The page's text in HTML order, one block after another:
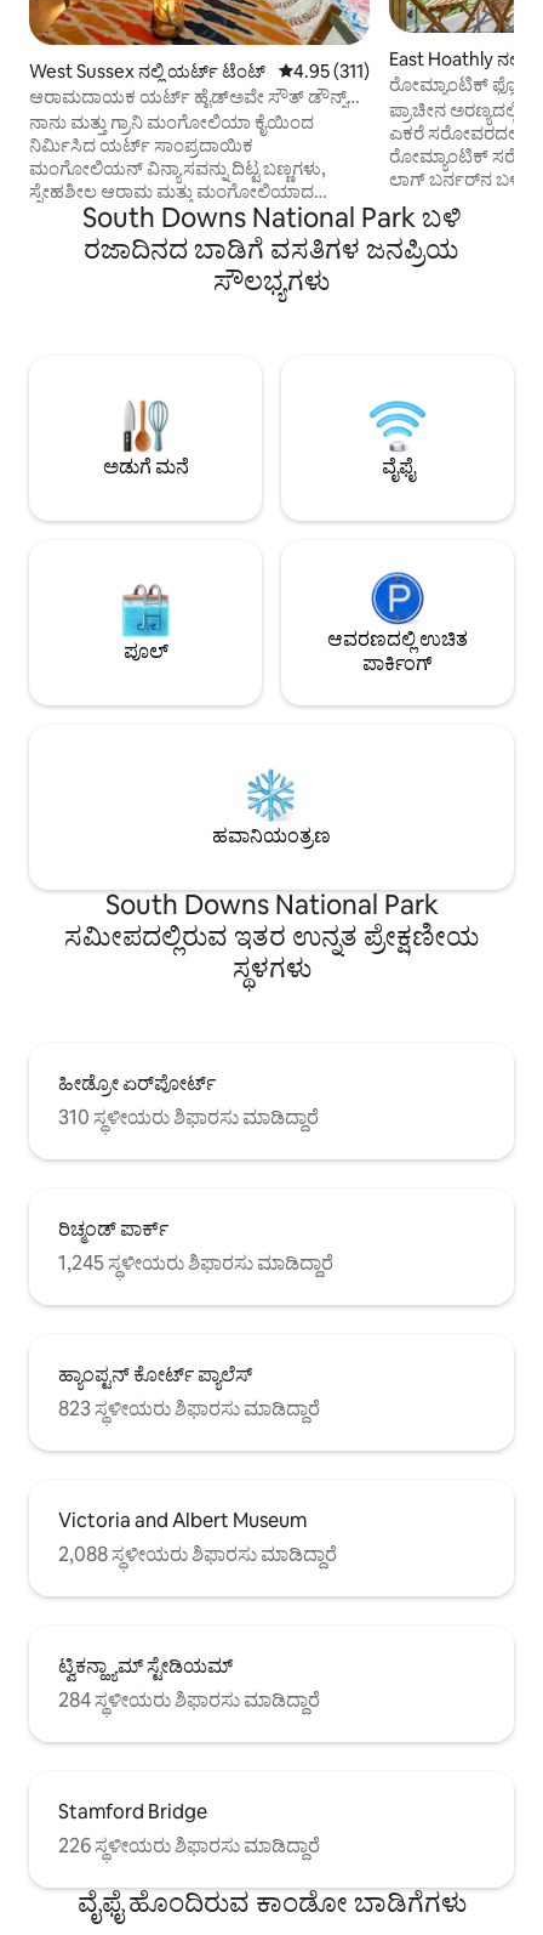
West Sussex ನಲ್ಲಿ ಯರ್ಟ್ ಟೆಂಟ್ 5 ರಲ್ಲಿ 4.95 ಸರಾಸರಿ ರೇಟಿಂಗ್, 311
4.95 (311)
ಆರಾಮದಾಯಕ ಯರ್ಟ್ ಹೈಡ್‌ಅವೇ ಸೌತ್ ಡೌನ್ಸ್
ರಾಷ್ಟ್ರೀಯ ಉದ್ಯಾನವನ.
ನಾನು ಮತ್ತು ಗ್ರಾನಿ ಮಂಗೋಲಿಯಾ ಕೈಯಿಂದ
ನಿರ್ಮಿಸಿದ ಯರ್ಟ್ ಸಾಂಪ್ರದಾಯಿಕ
ಮಂಗೋಲಿಯನ್ ವಿನ್ಯಾಸವನ್ನು ದಿಟ್ಟ ಬಣ್ಣಗಳು,
ಸ್ನೇಹಶೀಲ ಆರಾಮ ಮತ್ತು ಮಂಗೋಲಿಯಾದ
ನಿಧಿಗಳೊಂದಿಗೆ ಬೆರೆಸುತ್ತದೆ. ಅತಿಥಿಗಳು ಸುಂದರವಾದ
ವಾತಾವರಣ, ಹೊರಾಂಗಣ ಸ್ಥಳಗಳು, ಆರಾಮ ಮತ್ತು
ವೈಶಿಷ್ಟ್ಯವನ್ನು ಇಷ್ಟಪಡುತ್ತಾರೆ ಮತ್ತು ಆಗಮಿಸಿದ
ಕ್ಷಣದಿಂದಲೇ ಇದು ಶಾಂತ ಮತ್ತು
ಸಮಾಧಾನಕರವೆಂದು ಭಾಸವಾಗುತ್ತದೆ ಎಂದು ಆಗಾಗ್ಗೆ
ಮತ್ತು ಬೆಂಕಿ ಹೊತ್ತಿಸುವ ಪ್ರದೇಶಗಳನ್ನು ಹೊಂದಿದೆ.
ನೀವು ಕತ್ತಲೆಯ, ನಕ್ಷತ್ರಗಳಿಂದ ತುಂಬಿದ ಆಕಾಶದ
ಕೆಳಗೆ ನಿದ್ರಿಸುತ್ತೀರಿ ಮತ್ತು ಪಕ್ಷಿಗಳ ಹಾಡಿನೊಂದಿಗೆ
ಎಚ್ಚರಗೊಳ್ಳುತ್ತೀರಿ. ಇಲ್ಲಿ ನಡೆಯಿರಿ, ಮಾತನಾಡಿ ಮತ್ತು
East Hoathly ನಲ್ಲಿ
ರೋಮ್ಯಾಂಟಿಕ್
ಸ್ನಗ್'
ಪ್ರಾಚೀನ
ಎಕರೆ ಸರೋವರದಲ್ಲಿ
ರೋಮ್ಯಾಂಟಿಕ್
ಲಾಗ್ ಬರ್ನರ್‌ನ ಬಳಿ
ಸಜ್ಜುಗೊಂಡ
ಪ್ರತಿ ಕೋಣೆಯಿಂದ
ನೋಟಗಳೊಂದಿಗೆ
ಬ್ಲೂಬೆಲ್‌ಗಳು ಮತ್ತು
ಅಥವಾ ಕೆಲವೇ
ಹೋಥ್ಲಿ ಗ್ರಾಮಕ್ಕೆ ಭೇಟಿ
ಮತ್ತು ಪಬ್ ಇವೆ.
South Downs National Park ಬಳಿ
ರಜಾದಿನದ ಬಾಡಿಗೆ ವಸತಿಗಳ ಜನಪ್ರಿಯ
ಸೌಲಭ್ಯಗಳು
ಅಡುಗೆ ಮನೆ ವೈಫೈ
ಪೂಲ್
ಆವರಣದಲ್ಲಿ ಉಚಿತ
ಪಾರ್ಕಿಂಗ್
ಹವಾನಿಯಂತ್ರಣ
South Downs National Park
ಸಮೀಪದಲ್ಲಿರುವ ಇತರ ಉನ್ನತ ಪ್ರೇಕ್ಷಣೀಯ
ಸ್ಥಳಗಳು
ಹೀಡ್ರೋ ಏರ್‌ಪೋರ್ಟ್
310 ಸ್ಥಳೀಯರು ಶಿಫಾರಸು ಮಾಡಿದ್ದಾರೆ
ರಿಚ್ಮಂಡ್ ಪಾರ್ಕ್
1,245 ಸ್ಥಳೀಯರು ಶಿಫಾರಸು ಮಾಡಿದ್ದಾರೆ
ಹ್ಯಾಂಪ್ಟನ್ ಕೋರ್ಟ್ ಪ್ಯಾಲೆಸ್
823 ಸ್ಥಳೀಯರು ಶಿಫಾರಸು ಮಾಡಿದ್ದಾರೆ
Victoria and Albert Museum
2,088 ಸ್ಥಳೀಯರು ಶಿಫಾರಸು ಮಾಡಿದ್ದಾರೆ
ಟ್ವಿಕನ್ಹ್ಯಾಮ್ ಸ್ಟೇಡಿಯಮ್
284 ಸ್ಥಳೀಯರು ಶಿಫಾರಸು ಮಾಡಿದ್ದಾರೆ
Stamford Bridge
226 ಸ್ಥಳೀಯರು ಶಿಫಾರಸು ಮಾಡಿದ್ದಾರೆ
ವೈಫೈ ಹೊಂದಿರುವ ಕಾಂಡೋ ಬಾಡಿಗೆಗಳು